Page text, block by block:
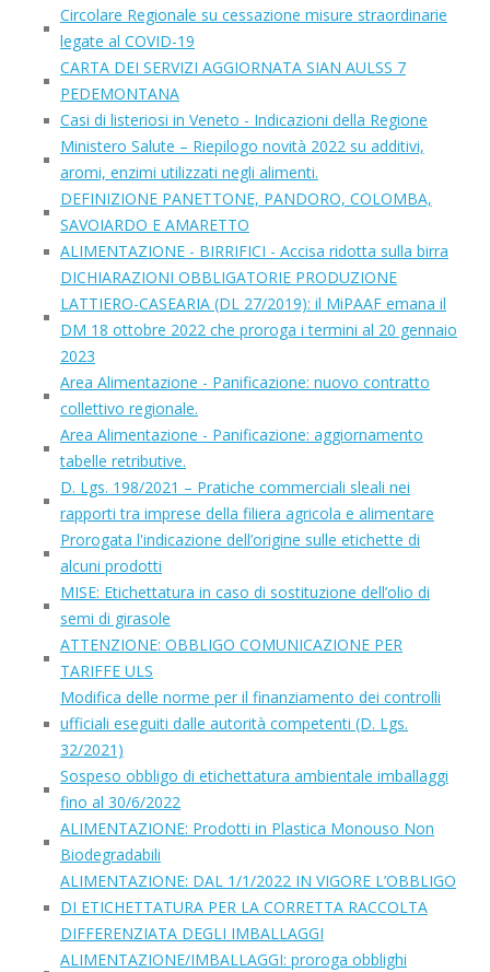
Circolare Regionale su cessazione misure straordinarie
legate al COVID-19
CARTA DEI SERVIZI AGGIORNATA SIAN AULSS 7
PEDEMONTANA
Casi di listeriosi in Veneto - Indicazioni della Regione
Ministero Salute – Riepilogo novità 2022 su additivi,
aromi, enzimi utilizzati negli alimenti.
DEFINIZIONE PANETTONE, PANDORO, COLOMBA,
SAVOIARDO E AMARETTO
ALIMENTAZIONE - BIRRIFICI - Accisa ridotta sulla birra
DICHIARAZIONI OBBLIGATORIE PRODUZIONE
LATTIERO-CASEARIA (DL 27/2019): il MiPAAF emana il
DM 18 ottobre 2022 che proroga i termini al 20 gennaio
2023
Area Alimentazione - Panificazione: nuovo contratto
collettivo regionale.
Area Alimentazione - Panificazione: aggiornamento
tabelle retributive.
D. Lgs. 198/2021 – Pratiche commerciali sleali nei
rapporti tra imprese della filiera agricola e alimentare
Prorogata l'indicazione dell’origine sulle etichette di
alcuni prodotti
MISE: Etichettatura in caso di sostituzione dell’olio di
semi di girasole
ATTENZIONE: OBBLIGO COMUNICAZIONE PER
TARIFFE ULS
Modifica delle norme per il finanziamento dei controlli
ufficiali eseguiti dalle autorità competenti (D. Lgs.
32/2021)
Sospeso obbligo di etichettatura ambientale imballaggi
fino al 30/6/2022
ALIMENTAZIONE: Prodotti in Plastica Monouso Non
Biodegradabili
ALIMENTAZIONE: DAL 1/1/2022 IN VIGORE L’OBBLIGO
DI ETICHETTATURA PER LA CORRETTA RACCOLTA
DIFFERENZIATA DEGLI IMBALLAGGI
ALIMENTAZIONE/IMBALLAGGI: proroga obblighi